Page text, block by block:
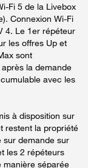
Fi 5 de la Livebox
Connexion Wi-Fi
4. Le 1er répéteur
les offres Up et
sont
la demande
avec les
à disposition sur
restent la propriété
sur demande sur
les 2 répéteurs
manière séparée